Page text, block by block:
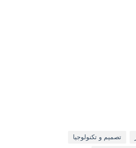
تصميم و تكنولوجيا